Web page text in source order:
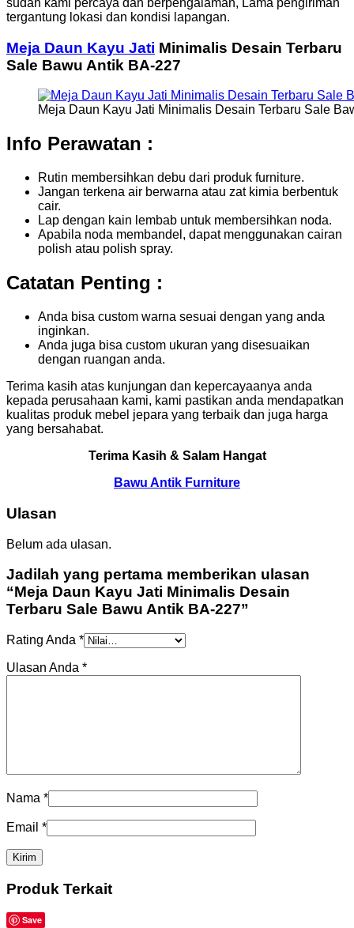
sudah kami percaya dan berpengalaman, Lama pengiriman
tergantung lokasi dan kondisi lapangan.
Meja Daun Kayu Jati Minimalis Desain Terbaru
Sale Bawu Antik BA-227
Meja Daun Kayu Jati Minimalis Desain Terbaru Sale
Info Perawatan :
Rutin membersihkan debu dari produk furniture.
Jangan terkena air berwarna atau zat kimia berbentuk
cair.
Lap dengan kain lembab untuk membersihkan noda.
Apabila noda membandel, dapat menggunakan cairan
polish atau polish spray.
Catatan Penting :
Anda bisa custom warna sesuai dengan yang anda
inginkan.
Anda juga bisa custom ukuran yang disesuaikan
dengan ruangan anda.
Terima kasih atas kunjungan dan kepercayaanya anda
kepada perusahaan kami, kami pastikan anda mendapatkan
kualitas produk mebel jepara yang terbaik dan juga harga
yang bersahabat.
Terima Kasih & Salam Hangat
Bawu Antik Furniture
Ulasan
Belum ada ulasan.
Jadilah yang pertama memberikan ulasan
“Meja Daun Kayu Jati Minimalis Desain
Terbaru Sale Bawu Antik BA-227”
Rating Anda *
Ulasan Anda *
Nama *
Email *
Produk Terkait
Save